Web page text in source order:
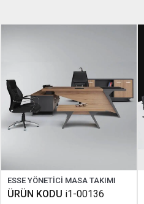
ESSE YÖNETİCİ MASA TAKIMI
ÜRÜN KODU i1-00136